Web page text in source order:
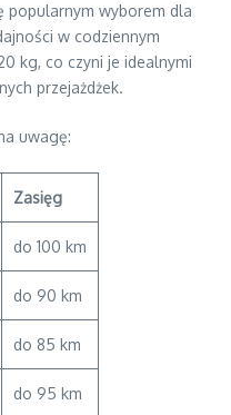
popularnym wyborem dla
w codziennym
kg, co czyni je idealnymi
przejażdżek.
uwagę:
Zasięg
do 100 km
do 90 km
do 85 km
do 95 km